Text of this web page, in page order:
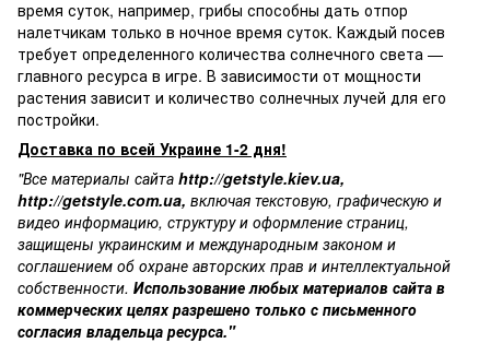
время суток, например, грибы способны дать отпор
налетчикам только в ночное время суток. Каждый посев
требует определенного количества солнечного света —
главного ресурса в игре. В зависимости от мощности
растения зависит и количество солнечных лучей для его
постройки.
Доставка по всей Украине 1-2 дня!
"Все материалы сайта http://getstyle.kiev.ua,
http://getstyle.com.ua, включая текстовую, графическую и
видео информацию, структуру и оформление страниц,
защищены украинским и международным законом и
соглашением об охране авторских прав и интеллектуальной
собственности. Использование любых материалов сайта в
коммерческих целях разрешено только с письменного
согласия владельца ресурса."